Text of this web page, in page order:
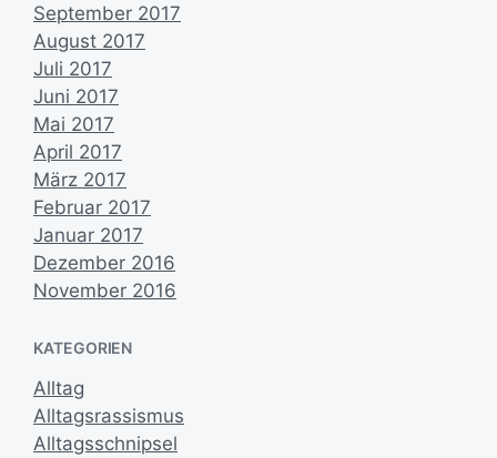
September 2017
August 2017
Juli 2017
Juni 2017
Mai 2017
April 2017
März 2017
Februar 2017
Januar 2017
Dezember 2016
November 2016
KATEGORIEN
Alltag
Alltagsrassismus
Alltagsschnipsel